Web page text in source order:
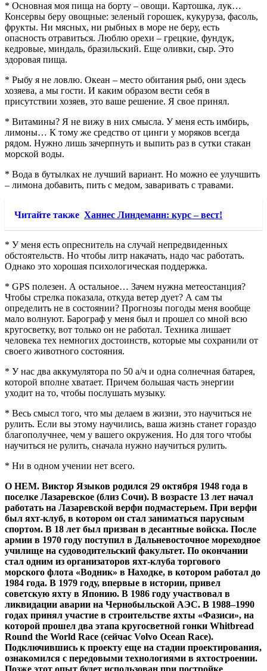
* Основная моя пища на борту – овощи. Картошка, лук…
Консервы беру овощные: зеленый горошек, кукуруза, фасоль,
фрукты. Ни мясных, ни рыбных в море не беру, есть
опасность отравиться. Люблю орехи – грецкие, фундук,
кедровые, миндаль, бразильский. Еще оливки, сыр. Это
здоровая пища.
* Рыбу я не ловлю. Океан – место обитания рыб, они здесь
хозяева, а мы гости. И каким образом вести себя в
присутствии хозяев, это ваше решение. Я свое принял.
* Витамины? Я не вижу в них смысла. У меня есть имбирь,
лимоны… К тому же средство от цинги у моряков всегда
рядом. Нужно лишь зачерпнуть и выпить раз в сутки стакан
морской воды.
* Вода в бутылках не лучший вариант. Но можно ее улучшить
– лимона добавить, пить с медом, заваривать с травами.
Читайте также Ханнес Линдеманн: курс – вест!
* У меня есть опреснитель на случай непредвиденных
обстоятельств. Но чтобы литр накачать, надо час работать.
Однако это хорошая психологическая поддержка.
* GPS полезен. А остальное… Зачем нужна метеостанция?
Чтобы стрелка показала, откуда ветер дует? А сам ты
определить не в состоянии? Прогнозы погоды меня вообще
мало волнуют. Барограф у меня был и прошел со мной всю
кругосветку, вот только он не работал. Техника лишает
человека тех немногих достоинств, которые мы сохранили от
своего животного состояния.
* У нас два аккумулятора по 50 а/ч и одна солнечная батарея,
которой вполне хватает. Причем большая часть энергии
уходит на то, чтобы послушать музыку.
* Весь смысл того, что мы делаем в жизни, это научиться не
рулить. Если вы этому научились, ваша жизнь станет гораздо
благополучнее, чем у вашего окружения. Но для того чтобы
научиться не рулить, сначала нужно научиться рулить.
* Ни в одном учении нет всего.
О НЕМ. Виктор Языков родился 29 октября 1948 года в
поселке Лазаревское (близ Сочи). В возрасте 13 лет начал
работать на Лазаревской верфи подмастерьем. При верфи
был яхт-клуб, в котором он стал заниматься парусным
спортом. В 18 лет был призван в десантные войска. После
армии в 1970 году поступил в Дальневосточное мореходное
училище на судоводительский факультет. По окончании
стал одним из организаторов яхт-клуба торгового
морского флота «Водник» в Находке, в котором работал до
1984 года. В 1979 году, впервые в истории, привел
советскую яхту в Японию. В 1986 году участвовал в
ликвидации аварии на Чернобыльской АЭС. В 1988–1990
годах принял участие в строительстве яхты «Фазиси», на
которой прошел два этапа кругосветной гонки Whitbread
Round the World Race (сейчас Volvo Ocean Race).
Подключившись к проекту еще на стадии проектирования,
ознакомился с передовыми технологиями в яхтостроении.